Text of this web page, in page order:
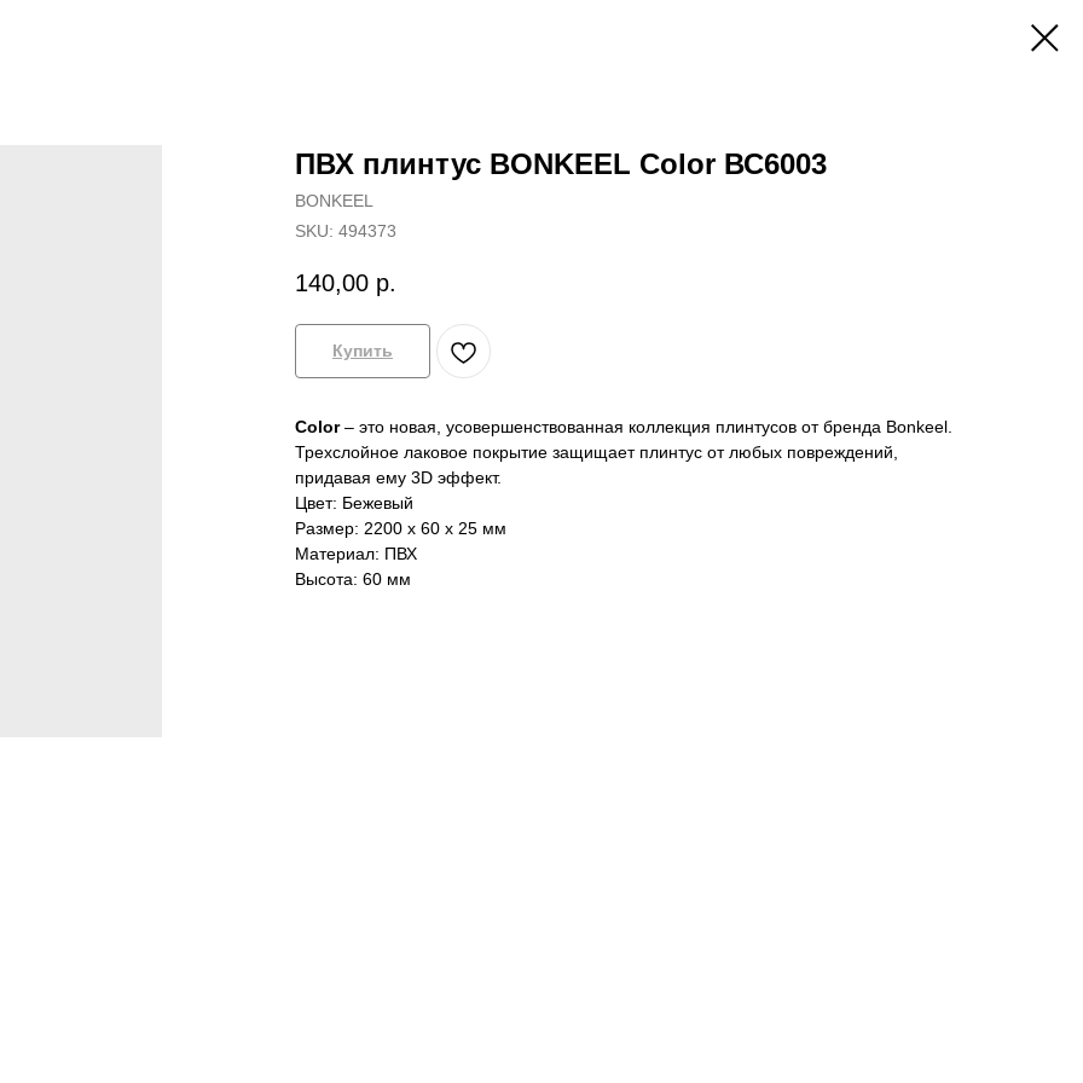
ПВХ плинтус BONKEEL Color ВС6003
BONKEEL
SKU: 494373
140,00 р.
Купить
Color– это новая, усовершенствованная коллекция плинтусов от бренда Bonkeel.
Трехслойное лаковое покрытие защищает плинтус от любых повреждений,
придавая ему 3D эффект.
Цвет: Бежевый
Размер: 2200 x 60 x 25 мм
Материал: ПВХ
Высота: 60 мм